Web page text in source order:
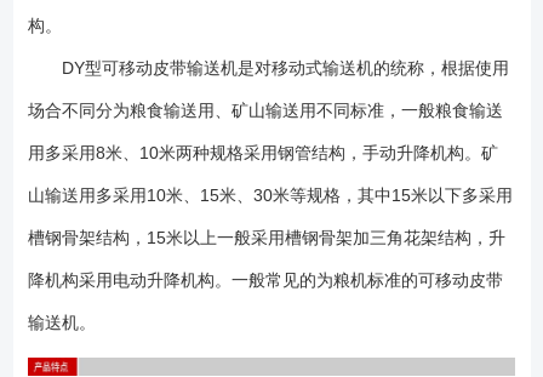
通辐条式橡胶轮胎，矿山标准采用汽车用真空轮胎。 1、尾轮组 2、
拉紧装置 3、电动滚筒组 4、空段清扫器 5、导料槽 6、上托辊组
行轮组 12、前部机架 13、弹簧清扫器 14、改向滚筒组 1、 机
架：是整机的主体，系由钢管焊接成的等断面衔架结构。机长在10米以下
者，为单节机架，机长10米及10米以上者，机架分成前后两节，以螺栓联
尾部。 3、 托 辊：用于支承输送带和带上物料，使其稳定运行。它
有上托辊和下托辊两种，上托辊又分槽形和平形。槽形上托辊用于输送散
毫米的槽形上托辊由两个辊子呈V形布置。辊子与水平线成20°交角，带宽
500及650毫米的槽形上托辊由三个辊子呈 形布置。侧辊与水平线成30°
构。
DY型可移动皮带输送机是对移动式输送机的统称，根据使用
场合不同分为粮食输送用、矿山输送用不同标准，一般粮食输送
用多采用8米、10米两种规格采用钢管结构，手动升降机构。矿
山输送用多采用10米、15米、30米等规格，其中15米以下多采用
槽钢骨架结构，15米以上一般采用槽钢骨架加三角花架结构，升
降机构采用电动升降机构。一般常见的为粮机标准的可移动皮带
输送机。